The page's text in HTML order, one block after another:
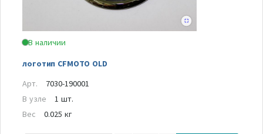
В наличии
логотип CFMOTO OLD
Арт.
7030-190001
В узле
1 шт.
Вес
0.025 кг